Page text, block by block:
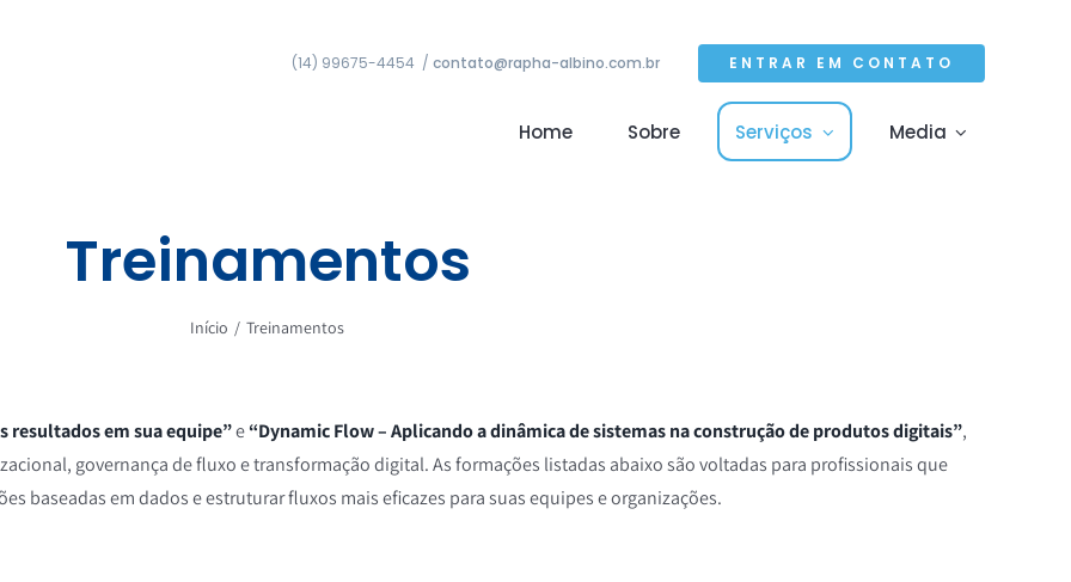
(14) 99675-4454 /contato@rapha-albino.com.br ENTRAR EM CONTATO
Home Sobre Serviços Media
Treinamentos
Início / Treinamentos
resultados em sua equipe”e“Dynamic Flow – Aplicando a dinâmica de sistemas na construção de produtos digitais”,
governança de fluxo e transformação digital. As formações listadas abaixo são voltadas para profissionais que
baseadas em dados e estruturar fluxos mais eficazes para suas equipes e organizações.